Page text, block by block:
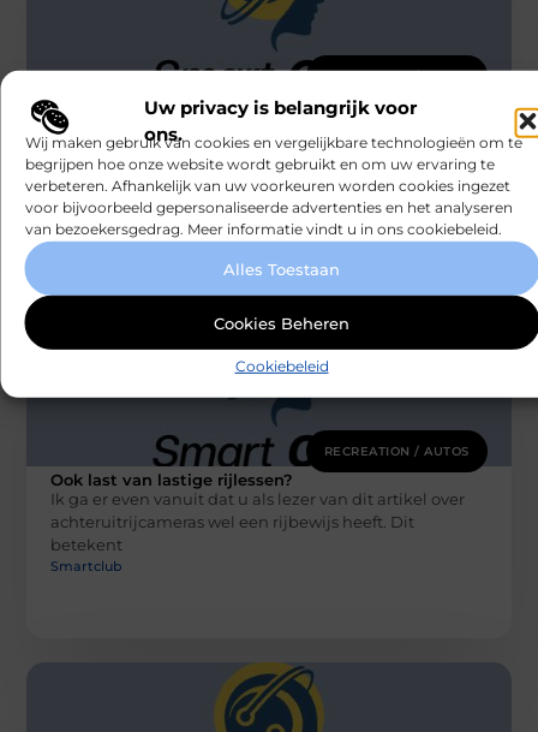
Uw privacy is belangrijk voor
ons.
Wij maken gebruik van cookies en vergelijkbare technologieën om te
begrijpen hoe onze website wordt gebruikt en om uw ervaring te
verbeteren. Afhankelijk van uw voorkeuren worden cookies ingezet
voor bijvoorbeeld gepersonaliseerde advertenties en het analyseren
van bezoekersgedrag. Meer informatie vindt u in ons cookiebeleid.
Alles Toestaan
Cookies Beheren
Cookiebeleid
RECREATION / AUTOS
De voordelen van het inhuren van een
deejay
Nu het eindelijk weer mag, wordt er (uiteraard) volop
gefeest. Studenten hervatten hun wekelijkse
feestweekenden en verjaardagen worden uitgebreider
gevierd
Smartclub
RECREATION / AUTOS
Ook last van lastige rijlessen?
Ik ga er even vanuit dat u als lezer van dit artikel over
achteruitrijcameras wel een rijbewijs heeft. Dit
betekent
Smartclub